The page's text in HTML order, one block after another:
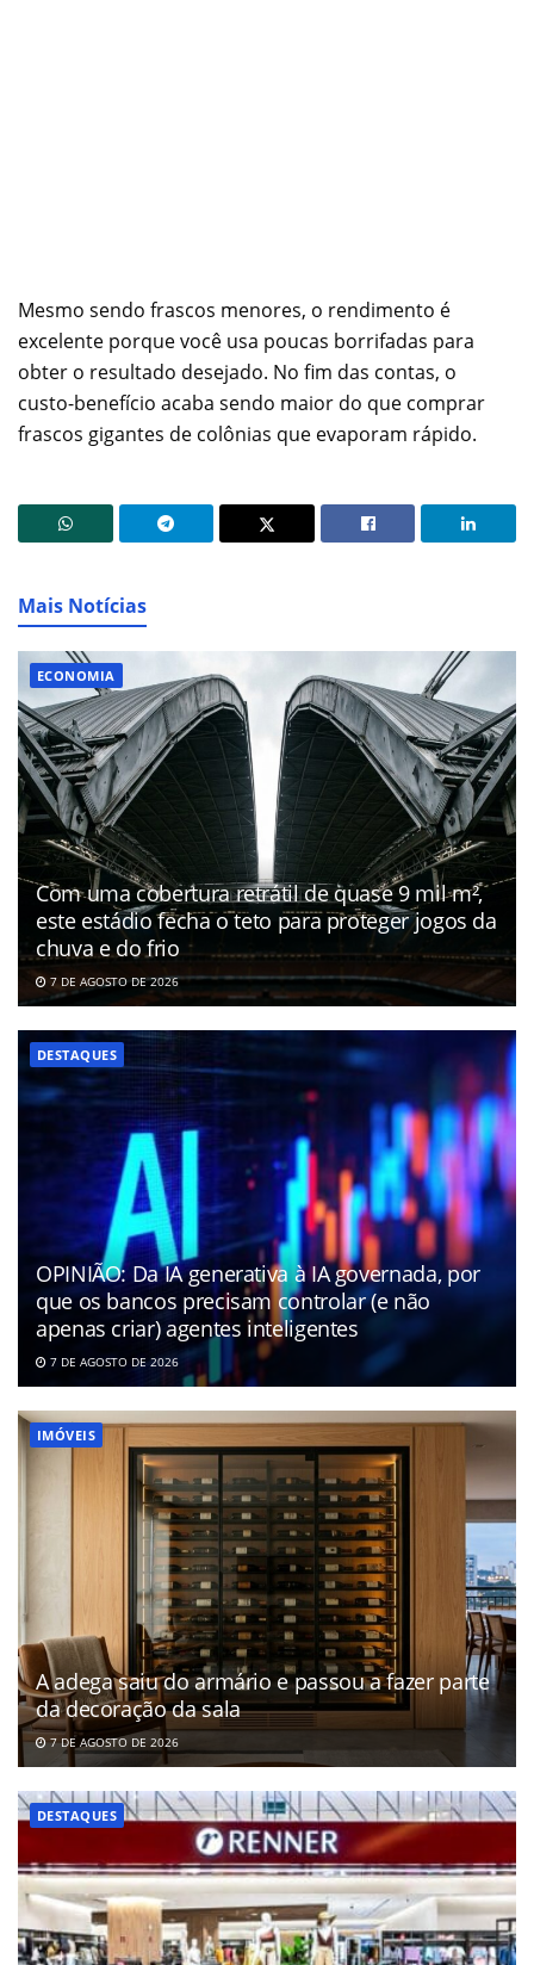
Mesmo sendo frascos menores, o rendimento é
excelente porque você usa poucas borrifadas para
obter o resultado desejado. No fim das contas, o
custo-benefício acaba sendo maior do que comprar
frascos gigantes de colônias que evaporam rápido.
Mais Notícias
ECONOMIA
Com uma cobertura retrátil de quase 9 mil m²,
este estádio fecha o teto para proteger jogos da
chuva e do frio
7 DE AGOSTO DE 2026
DESTAQUES
OPINIÃO: Da IA generativa à IA governada, por
que os bancos precisam controlar (e não
apenas criar) agentes inteligentes
7 DE AGOSTO DE 2026
IMÓVEIS
A adega saiu do armário e passou a fazer parte
da decoração da sala
7 DE AGOSTO DE 2026
DESTAQUES